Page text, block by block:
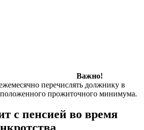
Важно!
перечислять должнику в
прожиточного минимума.
с пенсией во время